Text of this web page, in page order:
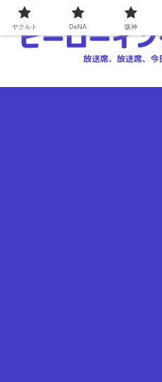
ヤクルト DeNA 阪神